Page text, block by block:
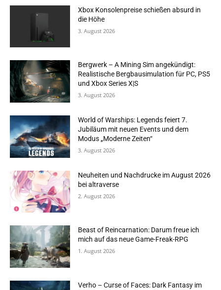
Xbox Konsolenpreise schießen absurd in
die Höhe
3. August 2026
Bergwerk – A Mining Sim angekündigt:
Realistische Bergbausimulation für PC, PS5
und Xbox Series X|S
3. August 2026
World of Warships: Legends feiert 7.
Jubiläum mit neuen Events und dem
Modus „Moderne Zeiten“
3. August 2026
Neuheiten und Nachdrucke im August 2026
bei altraverse
2. August 2026
Beast of Reincarnation: Darum freue ich
mich auf das neue Game-Freak-RPG
1. August 2026
Verho – Curse of Faces: Dark Fantasy im